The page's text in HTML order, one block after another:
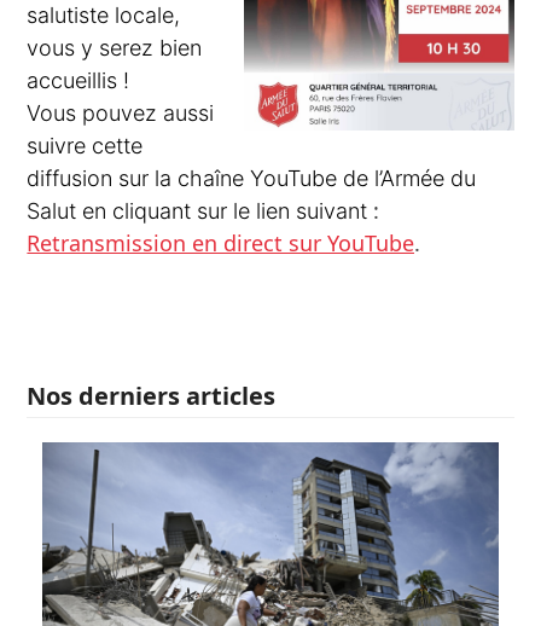
salutiste locale,
vous y serez bien
accueillis !
Vous pouvez aussi
suivre cette
diffusion sur la chaîne YouTube de l’Armée du
Salut en cliquant sur le lien suivant :
Retransmission en direct sur YouTube.
Nos derniers articles